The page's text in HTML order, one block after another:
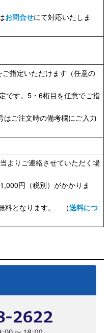
お問合せにて対応いたしま
指定いただけます（任意の
です。5・6桁目を任意でご指
ご注文時の備考欄にご入力
よりご連絡させていただく場
円（税別）がかかりま
料となります。 （送料につ